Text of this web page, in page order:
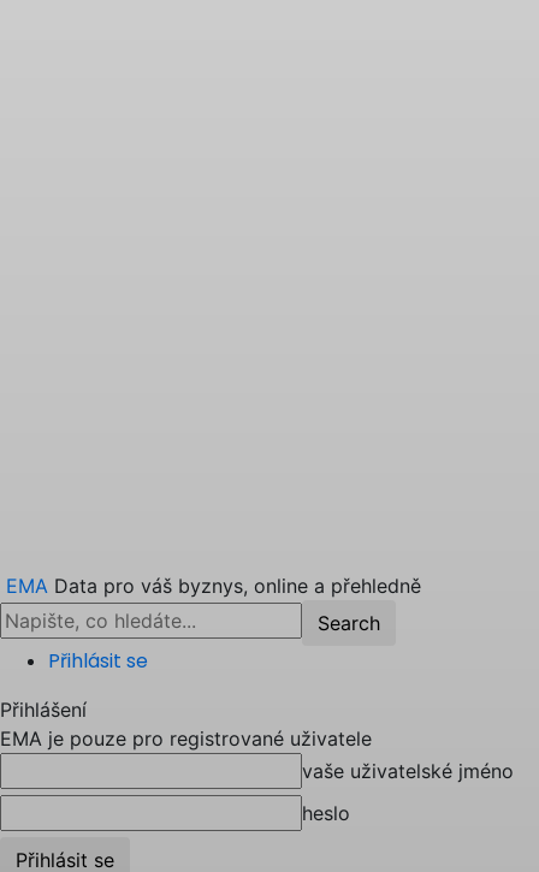
EMA Data pro váš byznys, online a přehledně
Přihlásit se
Přihlášení
EMA je pouze pro registrované uživatele
vaše uživatelské jméno
heslo